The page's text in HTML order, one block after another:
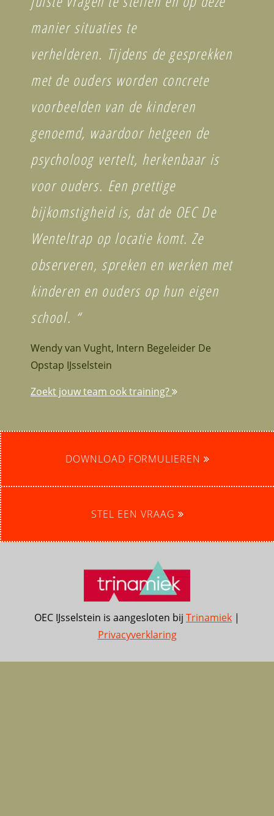
manier situaties te
verhelderen. Tijdens de gesprekken
met de ouders worden concrete
voorbeelden van de kinderen
genoemd, waardoor hetgeen de
psycholoog vertelt, herkenbaar is
voor ouders. Een prettige
bijkomstigheid is, dat de OEC De
Wenteltrap op locatie komt. Ze
observeren, spreken en werken met
kinderen en ouders op hun eigen
school. “
Wendy van Vught, Intern Begeleider De
Opstap IJsselstein
Zoekt jouw team ook training?
DOWNLOAD FORMULIEREN
STEL EEN VRAAG
OEC IJsselstein is aangesloten bij Trinamiek |
Privacyverklaring